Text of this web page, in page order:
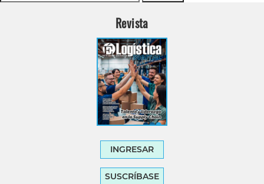
Revista
INGRESAR
SUSCRÍBASE